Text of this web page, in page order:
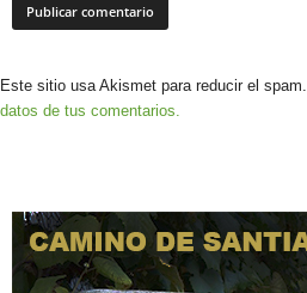
Este sitio usa Akismet para reducir el spam.
datos de tus comentarios.